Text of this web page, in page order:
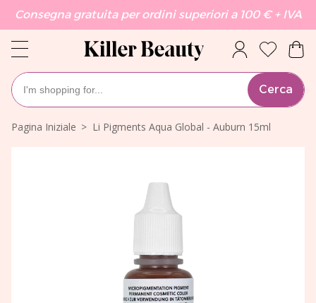
Consegna gratuita per ordini superiori a 100 € + IVA
Cerca
Pagina Iniziale Li Pigments Aqua Global - Auburn 15ml